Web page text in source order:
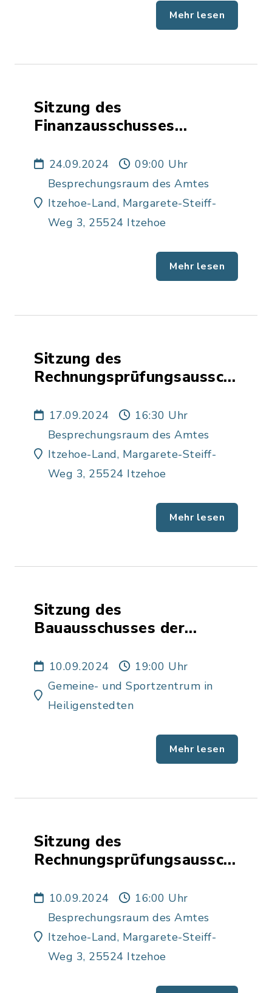
Mehr lesen
Sitzung des
Finanzausschusses
24.09.2024
09:00 Uhr
Besprechungsraum des Amtes
Itzehoe-Land, Margarete-Steiff-
Weg 3, 25524 Itzehoe
Mehr lesen
Sitzung des
17.09.2024
16:30 Uhr
Besprechungsraum des Amtes
Itzehoe-Land, Margarete-Steiff-
Weg 3, 25524 Itzehoe
Mehr lesen
Sitzung des
Bauausschusses der
10.09.2024
19:00 Uhr
Gemeine- und Sportzentrum in
Heiligenstedten
Mehr lesen
Sitzung des
10.09.2024
16:00 Uhr
Besprechungsraum des Amtes
Itzehoe-Land, Margarete-Steiff-
Weg 3, 25524 Itzehoe